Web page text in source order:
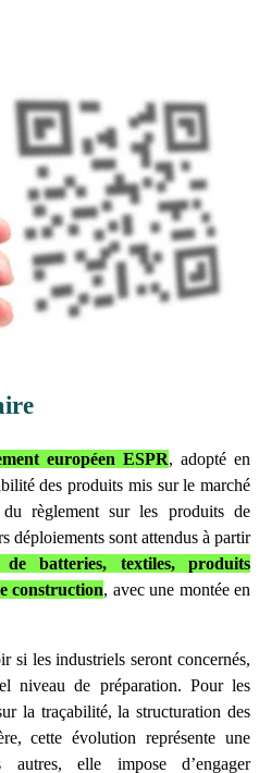
européen ESPR, adopté en
des produits mis sur le marché
règlement sur les produits de
déploiements sont attendus à partir
batteries, textiles, produits
construction, avec une montée en
si les industriels seront concernés,
niveau de préparation. Pour les
la traçabilité, la structuration des
cette évolution représente une
elle impose d’engager